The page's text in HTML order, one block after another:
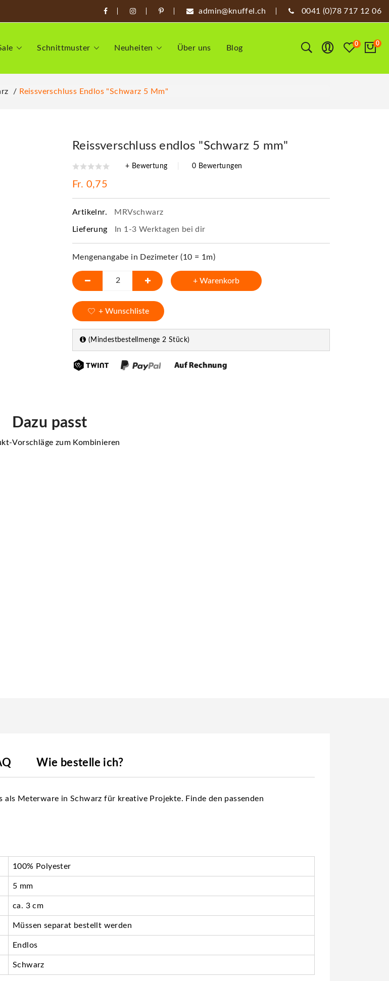
admin@knuffel.ch 0041 (0)78 717 12 06
Schnittmuster Neuheiten Über uns Blog 0 0
Reissverschluss Endlos "Schwarz 5 Mm"
Reissverschluss endlos "Schwarz 5 mm"
+ Bewertung 0 Bewertungen
Fr. 0,75
Artikelnr. MRVschwarz
Lieferung In 1-3 Werktagen bei dir
Mengenangabe in Dezimeter (10 = 1m)
+ Warenkorb
+ Wunschliste
(Mindestbestellmenge 2 Stück)
Dazu passt
Vorschläge zum Kombinieren
Wie bestelle ich?
Meterware in Schwarz für kreative Projekte. Finde den passenden
100% Polyester
5 mm
ca. 3 cm
Müssen separat bestellt werden
Endlos
Schwarz